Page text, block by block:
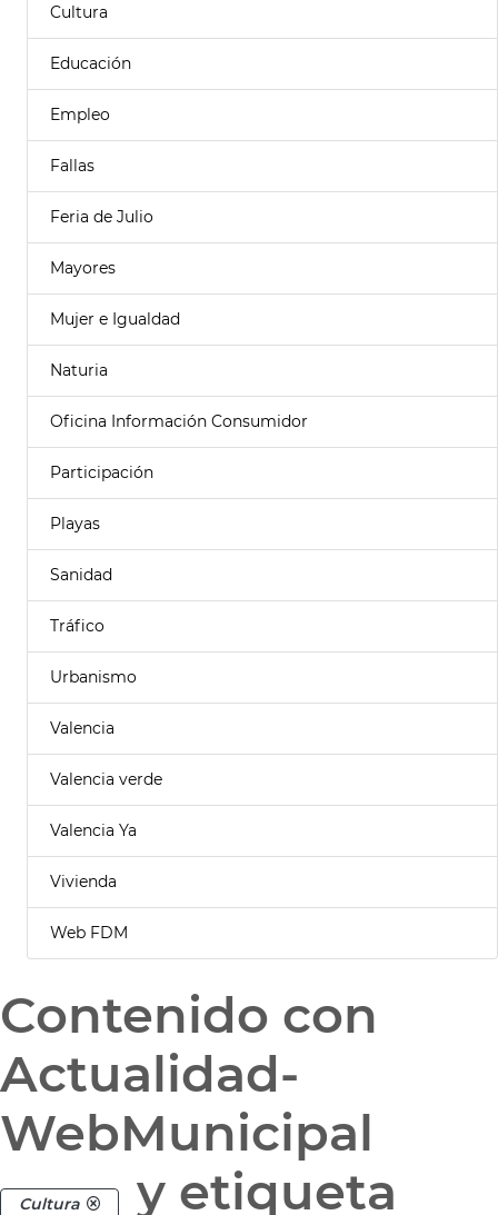
Cultura
Educación
Empleo
Fallas
Feria de Julio
Mayores
Mujer e Igualdad
Naturia
Oficina Información Consumidor
Participación
Playas
Sanidad
Tráfico
Urbanismo
Valencia
Valencia verde
Valencia Ya
Vivienda
Web FDM
Contenido con
Actualidad-
WebMunicipal
Cultura y etiqueta